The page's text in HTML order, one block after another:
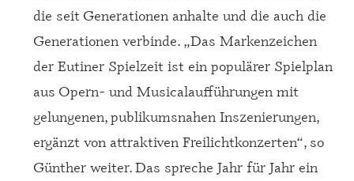
die seit Generationen anhalte und die auch die
Generationen verbinde. „Das Markenzeichen
der Eutiner Spielzeit ist ein populärer Spielplan
aus Opern- und Musicalaufführungen mit
gelungenen, publikumsnahen Inszenierungen,
ergänzt von attraktiven Freilichtkonzerten“, so
Günther weiter. Das spreche Jahr für Jahr ein